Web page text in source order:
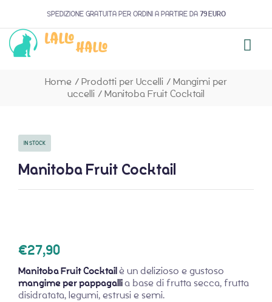
SPEDIZIONE GRATUITA PER ORDINI A PARTIRE DA 79 EURO
Home / Prodotti per Uccelli / Mangimi per
uccelli / Manitoba Fruit Cocktail
IN STOCK
Manitoba Fruit Cocktail
€27,90
Manitoba Fruit Cocktailè un delizioso e gustoso
mangime per pappagallia base di frutta secca, frutta
disidratata, legumi, estrusi e semi.